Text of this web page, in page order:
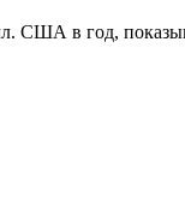
в год,